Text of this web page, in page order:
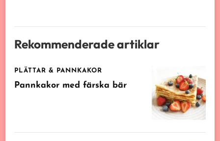
Rekommenderade artiklar
PLÄTTAR & PANNKAKOR
Pannkakor med färska bär